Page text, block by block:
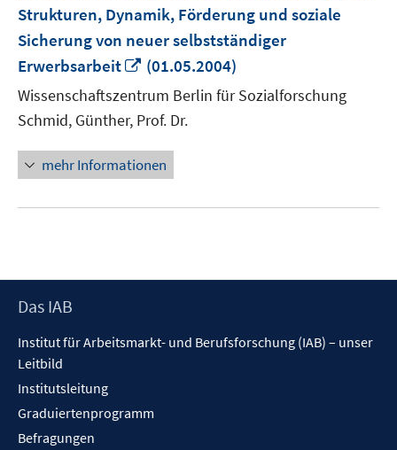
Strukturen, Dynamik, Förderung und soziale
Sicherung von neuer selbstständiger
Erwerbsarbeit
In
Fenster
öffnen
(01.05.2004)
Wissenschaftszentrum Berlin für Sozialforschung
Schmid, Günther, Prof. Dr.
mehr Informationen
Footer
Das IAB
Institut für Arbeitsmarkt- und Berufsforschung (IAB) – unser
Leitbild
Institutsleitung
Graduiertenprogramm
Befragungen